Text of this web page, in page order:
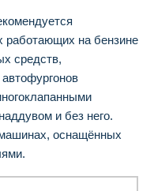
работающих на бензине
средств,
и без него.
оснащённых